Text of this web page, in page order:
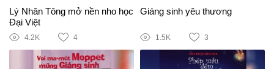
Lý Nhân Tông mở nền nho học
Đại Việt
4.2K 4
Giáng sinh yêu thương
1.5K 3